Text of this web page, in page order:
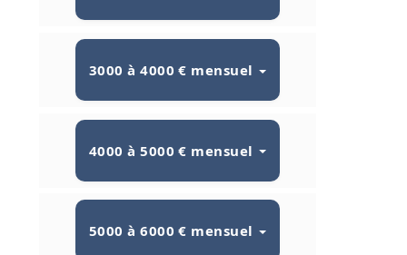
3000 à 4000 € mensuel
4000 à 5000 € mensuel
5000 à 6000 € mensuel